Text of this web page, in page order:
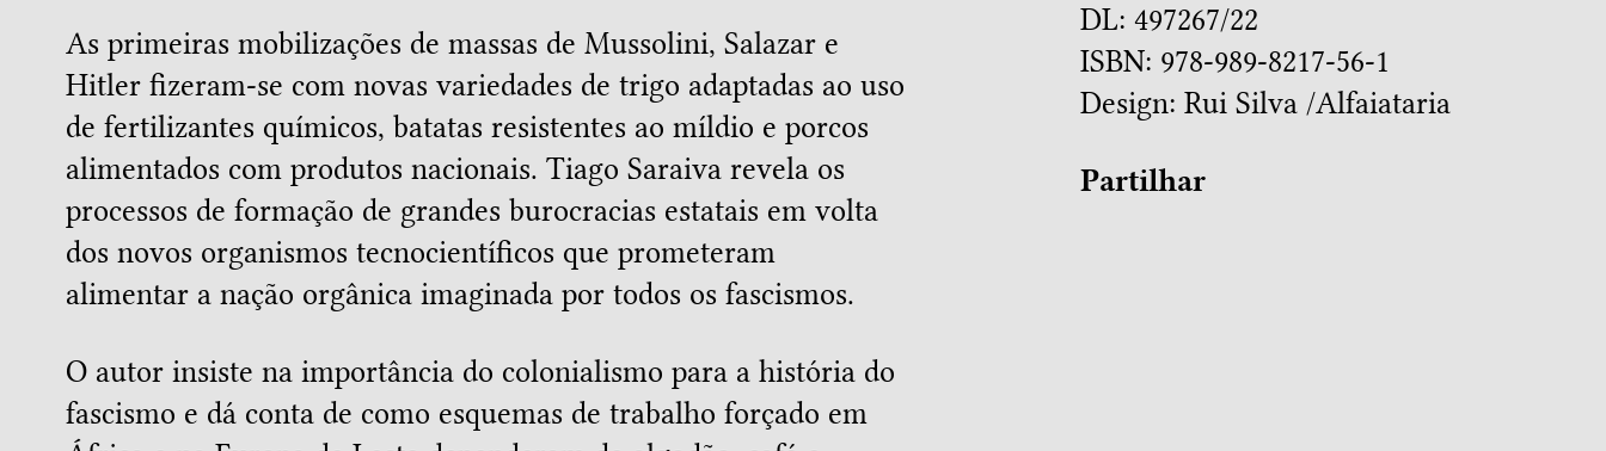
As primeiras mobilizações de massas de Mussolini, Salazar e
Hitler fizeram-se com novas variedades de trigo adaptadas ao uso
de fertilizantes químicos, batatas resistentes ao míldio e porcos
alimentados com produtos nacionais. Tiago Saraiva revela os
processos de formação de grandes burocracias estatais em volta
dos novos organismos tecnocientíficos que prometeram
alimentar a nação orgânica imaginada por todos os fascismos.
O autor insiste na importância do colonialismo para a história do
fascismo e dá conta de como esquemas de trabalho forçado em
DL: 497267/22
ISBN: 978-989-8217-56-1
Design:Rui Silva /Alfaiataria
Partilhar